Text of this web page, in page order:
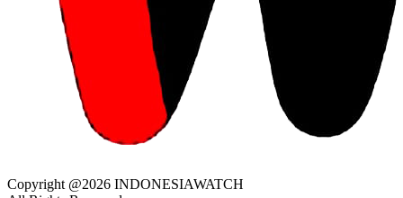
Copyright @2026 INDONESIAWATCH